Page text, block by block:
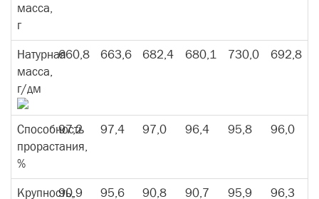
масса,
г
Натурная
масса,
г/дм
660,8 663,6 682,4 680,1 730,0 692,8
Способность
прорастания,
%
97,2 97,4 97,0 96,4 95,8 96,0
Крупность,
90,9 95,6 90,8 90,7 95,9 96,3